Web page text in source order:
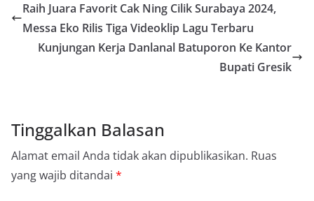
Raih Juara Favorit Cak Ning Cilik Surabaya 2024,
Messa Eko Rilis Tiga Videoklip Lagu Terbaru
Kunjungan Kerja Danlanal Batuporon Ke Kantor
Bupati Gresik
Tinggalkan Balasan
Alamat email Anda tidak akan dipublikasikan. Ruas
yang wajib ditandai *